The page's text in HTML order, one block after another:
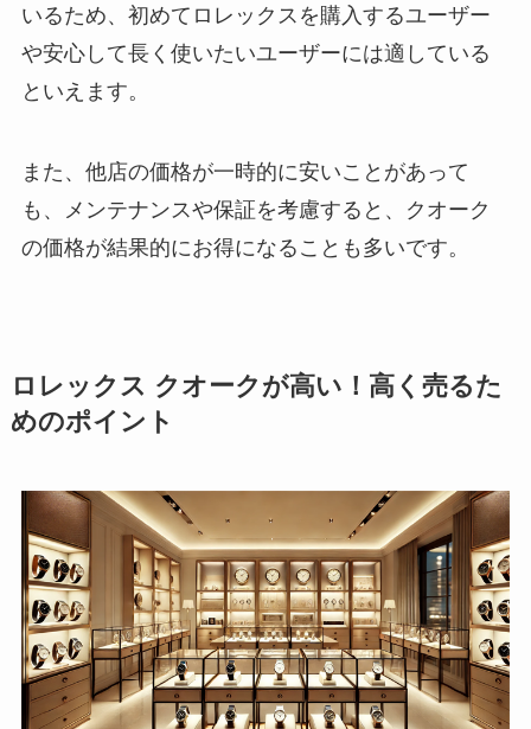
いるため、初めてロレックスを購入するユーザー
や安心して長く使いたいユーザーには適している
といえます。
また、他店の価格が一時的に安いことがあって
も、メンテナンスや保証を考慮すると、クオーク
の価格が結果的にお得になることも多いです。
ロレックス クオークが高い！高く売るた
めのポイント